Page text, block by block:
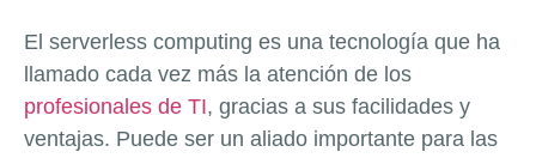
El serverless computing es una tecnología que ha
llamado cada vez más la atención de los
profesionales de TI, gracias a sus facilidades y
ventajas. Puede ser un aliado importante para las